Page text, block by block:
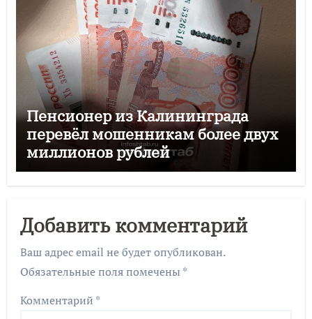
Пенсионер из Калининграда
перевёл мошенникам более двух
миллионов рублей
Добавить комментарий
Ваш адрес email не будет опубликован.
Обязательные поля помечены *
Комментарий *